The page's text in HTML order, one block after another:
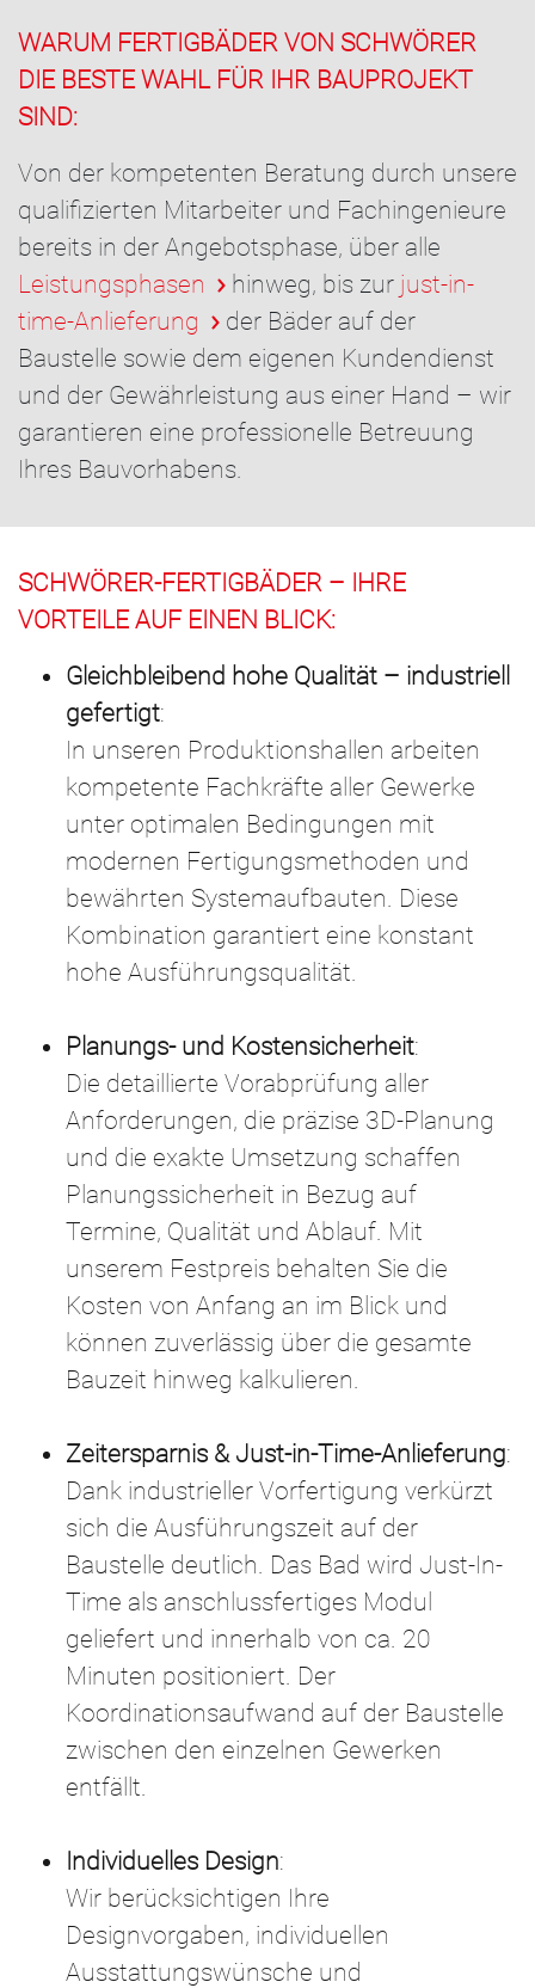
WARUM FERTIGBÄDER VON SCHWÖRER
DIE BESTE WAHL FÜR IHR BAUPROJEKT
SIND:
Von der kompetenten Beratung durch unsere
qualifizierten Mitarbeiter und Fachingenieure
bereits in der Angebotsphase, über alle
Leistungsphasen
hinweg, bis zur just-in-
time-Anlieferung
der Bäder auf der
Baustelle sowie dem eigenen Kundendienst
und der Gewährleistung aus einer Hand – wir
garantieren eine professionelle Betreuung
Ihres Bauvorhabens.
SCHWÖRER-FERTIGBÄDER ­– IHRE
VORTEILE AUF EINEN BLICK:
Gleichbleibend hohe Qualität – industriell
gefertigt:
In unseren Produktionshallen arbeiten
kompetente Fachkräfte aller Gewerke
unter optimalen Bedingungen mit
modernen Fertigungsmethoden und
bewährten Systemaufbauten. Diese
Kombination garantiert eine konstant
hohe Ausführungsqualität.
Planungs- und Kostensicherheit:
Die detaillierte Vorabprüfung aller
Anforderungen, die präzise 3D-Planung
und die exakte Umsetzung schaffen
Planungssicherheit in Bezug auf
Termine, Qualität und Ablauf. Mit
unserem Festpreis behalten Sie die
Kosten von Anfang an im Blick und
können zuverlässig über die gesamte
Bauzeit hinweg kalkulieren.
Zeitersparnis & Just-in-Time-Anlieferung:
Dank industrieller Vorfertigung verkürzt
sich die Ausführungszeit auf der
Baustelle deutlich. Das Bad wird Just-In-
Time als anschlussfertiges Modul
geliefert und innerhalb von ca. 20
Minuten positioniert. Der
Koordinationsaufwand auf der Baustelle
zwischen den einzelnen Gewerken
entfällt.
Individuelles Design:
Wir berücksichtigen Ihre
Designvorgaben, individuellen
Ausstattungswünsche und